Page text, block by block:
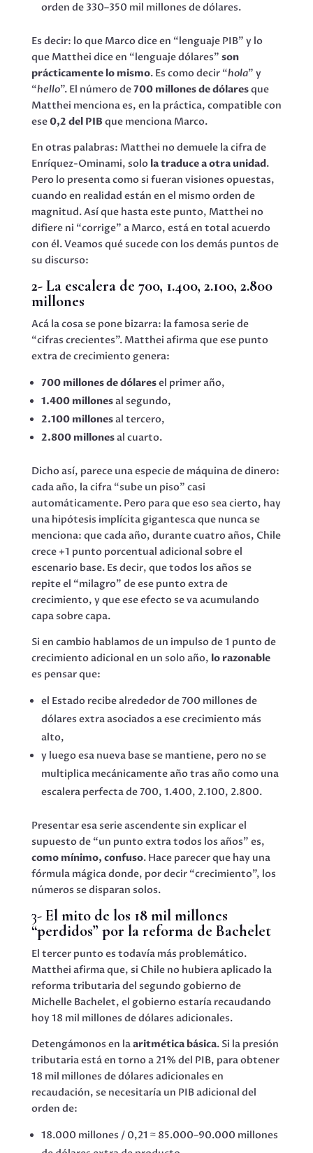
orden de 330–350 mil millones de dólares.
Es decir: lo que Marco dice en “lenguaje PIB” y lo
que Matthei dice en “lenguaje dólares” son
prácticamente lo mismo. Es como decir “hola” y
“hello”. El número de700 millones de dólaresque
Matthei menciona es, en la práctica, compatible con
ese0,2 del PIB que menciona Marco.
En otras palabras: Matthei no demuele la cifra de
Enríquez-Ominami, solo la traduce a otra unidad.
Pero lo presenta como si fueran visiones opuestas,
cuando en realidad están en el mismo orden de
magnitud. Así que hasta este punto, Matthei no
difiere ni “corrige” a Marco, está en total acuerdo
con él. Veamos qué sucede con los demás puntos de
su discurso:
2- La escalera de 700, 1.400, 2.100, 2.800
millones
Acá la cosa se pone bizarra: la famosa serie de
“cifras crecientes”. Matthei afirma que ese punto
extra de crecimiento genera:
700 millones de dólaresel primer año,
1.400 millonesal segundo,
2.100 millonesal tercero,
2.800 millonesal cuarto.
Dicho así, parece una especie de máquina de dinero:
cada año, la cifra “sube un piso” casi
automáticamente. Pero para que eso sea cierto, hay
una hipótesis implícita gigantesca que nunca se
menciona: que cada año, durante cuatro años, Chile
crece +1 punto porcentual adicional sobre el
escenario base. Es decir, que todos los años se
repite el “milagro” de ese punto extra de
crecimiento, y que ese efecto se va acumulando
capa sobre capa.
Si en cambio hablamos de un impulso de 1 punto de
crecimiento adicional en un solo año, lo razonable
es pensar que:
el Estado recibe alrededor de 700 millones de
dólares extra asociados a ese crecimiento más
alto,
y luego esa nueva base se mantiene, pero no se
multiplica mecánicamente año tras año como una
escalera perfecta de 700, 1.400, 2.100, 2.800.
Presentar esa serie ascendente sin explicar el
supuesto de “un punto extra todos los años” es,
como mínimo, confuso. Hace parecer que hay una
fórmula mágica donde, por decir “crecimiento”, los
números se disparan solos.
3-El mito de los 18 mil millones
“perdidos” por la reforma de Bachelet
El tercer punto es todavía más problemático.
Matthei afirma que, si Chile no hubiera aplicado la
reforma tributaria del segundo gobierno de
Michelle Bachelet, el gobierno estaría recaudando
hoy 18 mil millones de dólares adicionales.
Detengámonos en laaritmética básica. Si la presión
tributaria está en torno a 21% del PIB, para obtener
18 mil millones de dólares adicionales en
recaudación, se necesitaría un PIB adicional del
orden de:
18.000 millones / 0,21 ≈ 85.000–90.000 millones